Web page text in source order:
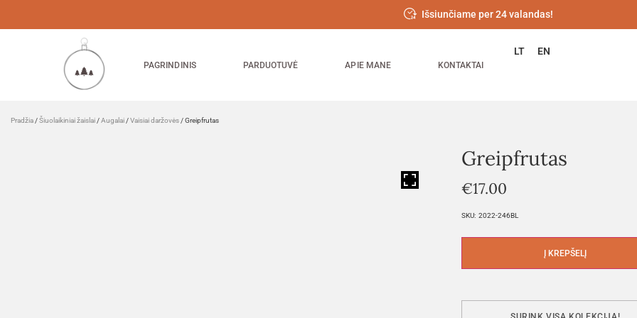
Išsiunčiame per 24 valandas!
PAGRINDINIS PARDUOTUVĖ APIE MANE KONTAKTAI
LT EN
Pradžia /Šiuolaikiniai žaislai /Augalai /Vaisiai daržovės / Greipfrutas
Greipfrutas
€17.00
SKU: 2022-246BL
Į KREPŠELĮ